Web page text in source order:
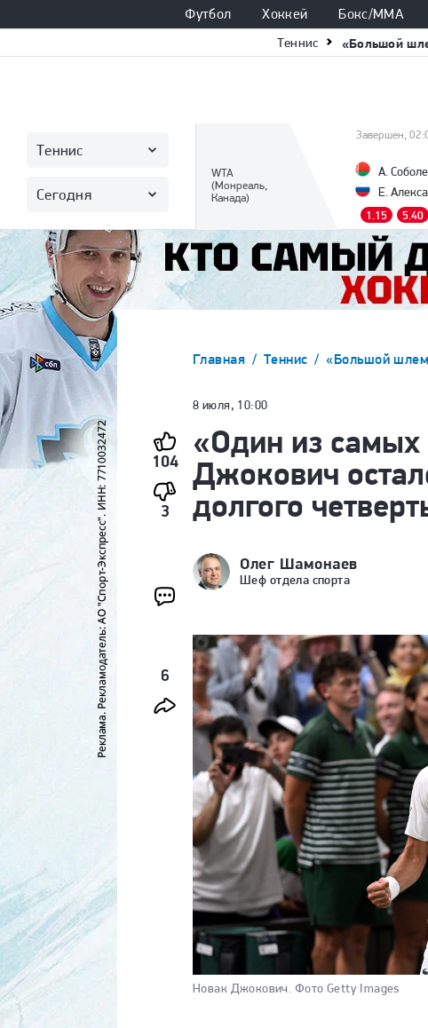
Футбол Хоккей Бокс/ММА
Теннис «Большой
Теннис
Сегодня
WTA
(Монреаль,
Канада)
Завершен,
А.
Е.
1.15
5.40
Главная Теннис «Большой
104
3
6
8 июля, 10:00
«Один из самых
Джокович
долгого
Олег Шамонаев
Шеф отдела спорта
Новак Джокович. Фото Getty Images